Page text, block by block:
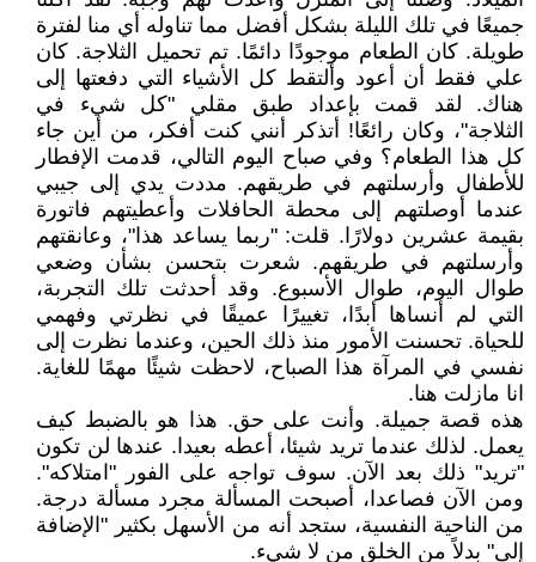
جميعًا في تلك الليلة بشكل أفضل مما تناوله أي منا لفترة
طويلة. كان الطعام موجودًا دائمًا. تم تحميل الثلاجة. كان
علي فقط أن أعود وألتقط كل الأشياء التي دفعتها إلى
هناك. لقد قمت بإعداد طبق مقلي "كل شيء في
الثلاجة"، وكان رائعًا! أتذكر أنني كنت أفكر، من أين جاء
كل هذا الطعام؟ وفي صباح اليوم التالي، قدمت الإفطار
للأطفال وأرسلتهم في طريقهم. مددت يدي إلى جيبي
عندما أوصلتهم إلى محطة الحافلات وأعطيتهم فاتورة
بقيمة عشرين دولارًا. قلت: "ربما يساعد هذا"، وعانقتهم
وأرسلتهم في طريقهم. شعرت بتحسن بشأن وضعي
طوال اليوم، طوال الأسبوع. وقد أحدثت تلك التجربة،
التي لم أنساها أبدًا، تغييرًا عميقًا في نظرتي وفهمي
للحياة. تحسنت الأمور منذ ذلك الحين، وعندما نظرت إلى
نفسي في المرآة هذا الصباح، لاحظت شيئًا مهمًا للغاية.
انا مازلت هنا.
هذه قصة جميلة. وأنت على حق. هذا هو بالضبط كيف
يعمل. لذلك عندما تريد شيئا، أعطه بعيدا. عندها لن تكون
"تريد" ذلك بعد الآن. سوف تواجه على الفور "امتلاكه".
ومن الآن فصاعدا، أصبحت المسألة مجرد مسألة درجة.
من الناحية النفسية، ستجد أنه من الأسهل بكثير "الإضافة
إلى" بدلاً من الخلق من لا شيء.